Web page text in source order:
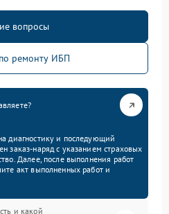
вопросы
ремонту ИБП
диагностику и последующий
заказ-наряд с указанием страховых
Далее, после выполнения работ
акт выполненных работ и
и какой